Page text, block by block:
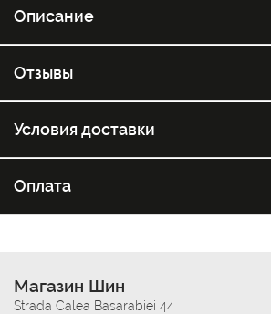
Описание
Отзывы
Условия доставки
Оплата
Магазин Шин
Strada Calea Basarabiei 44